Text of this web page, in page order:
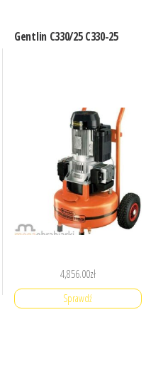
Gentlin C330/25 C330-25
4,856.00zł
Sprawdź